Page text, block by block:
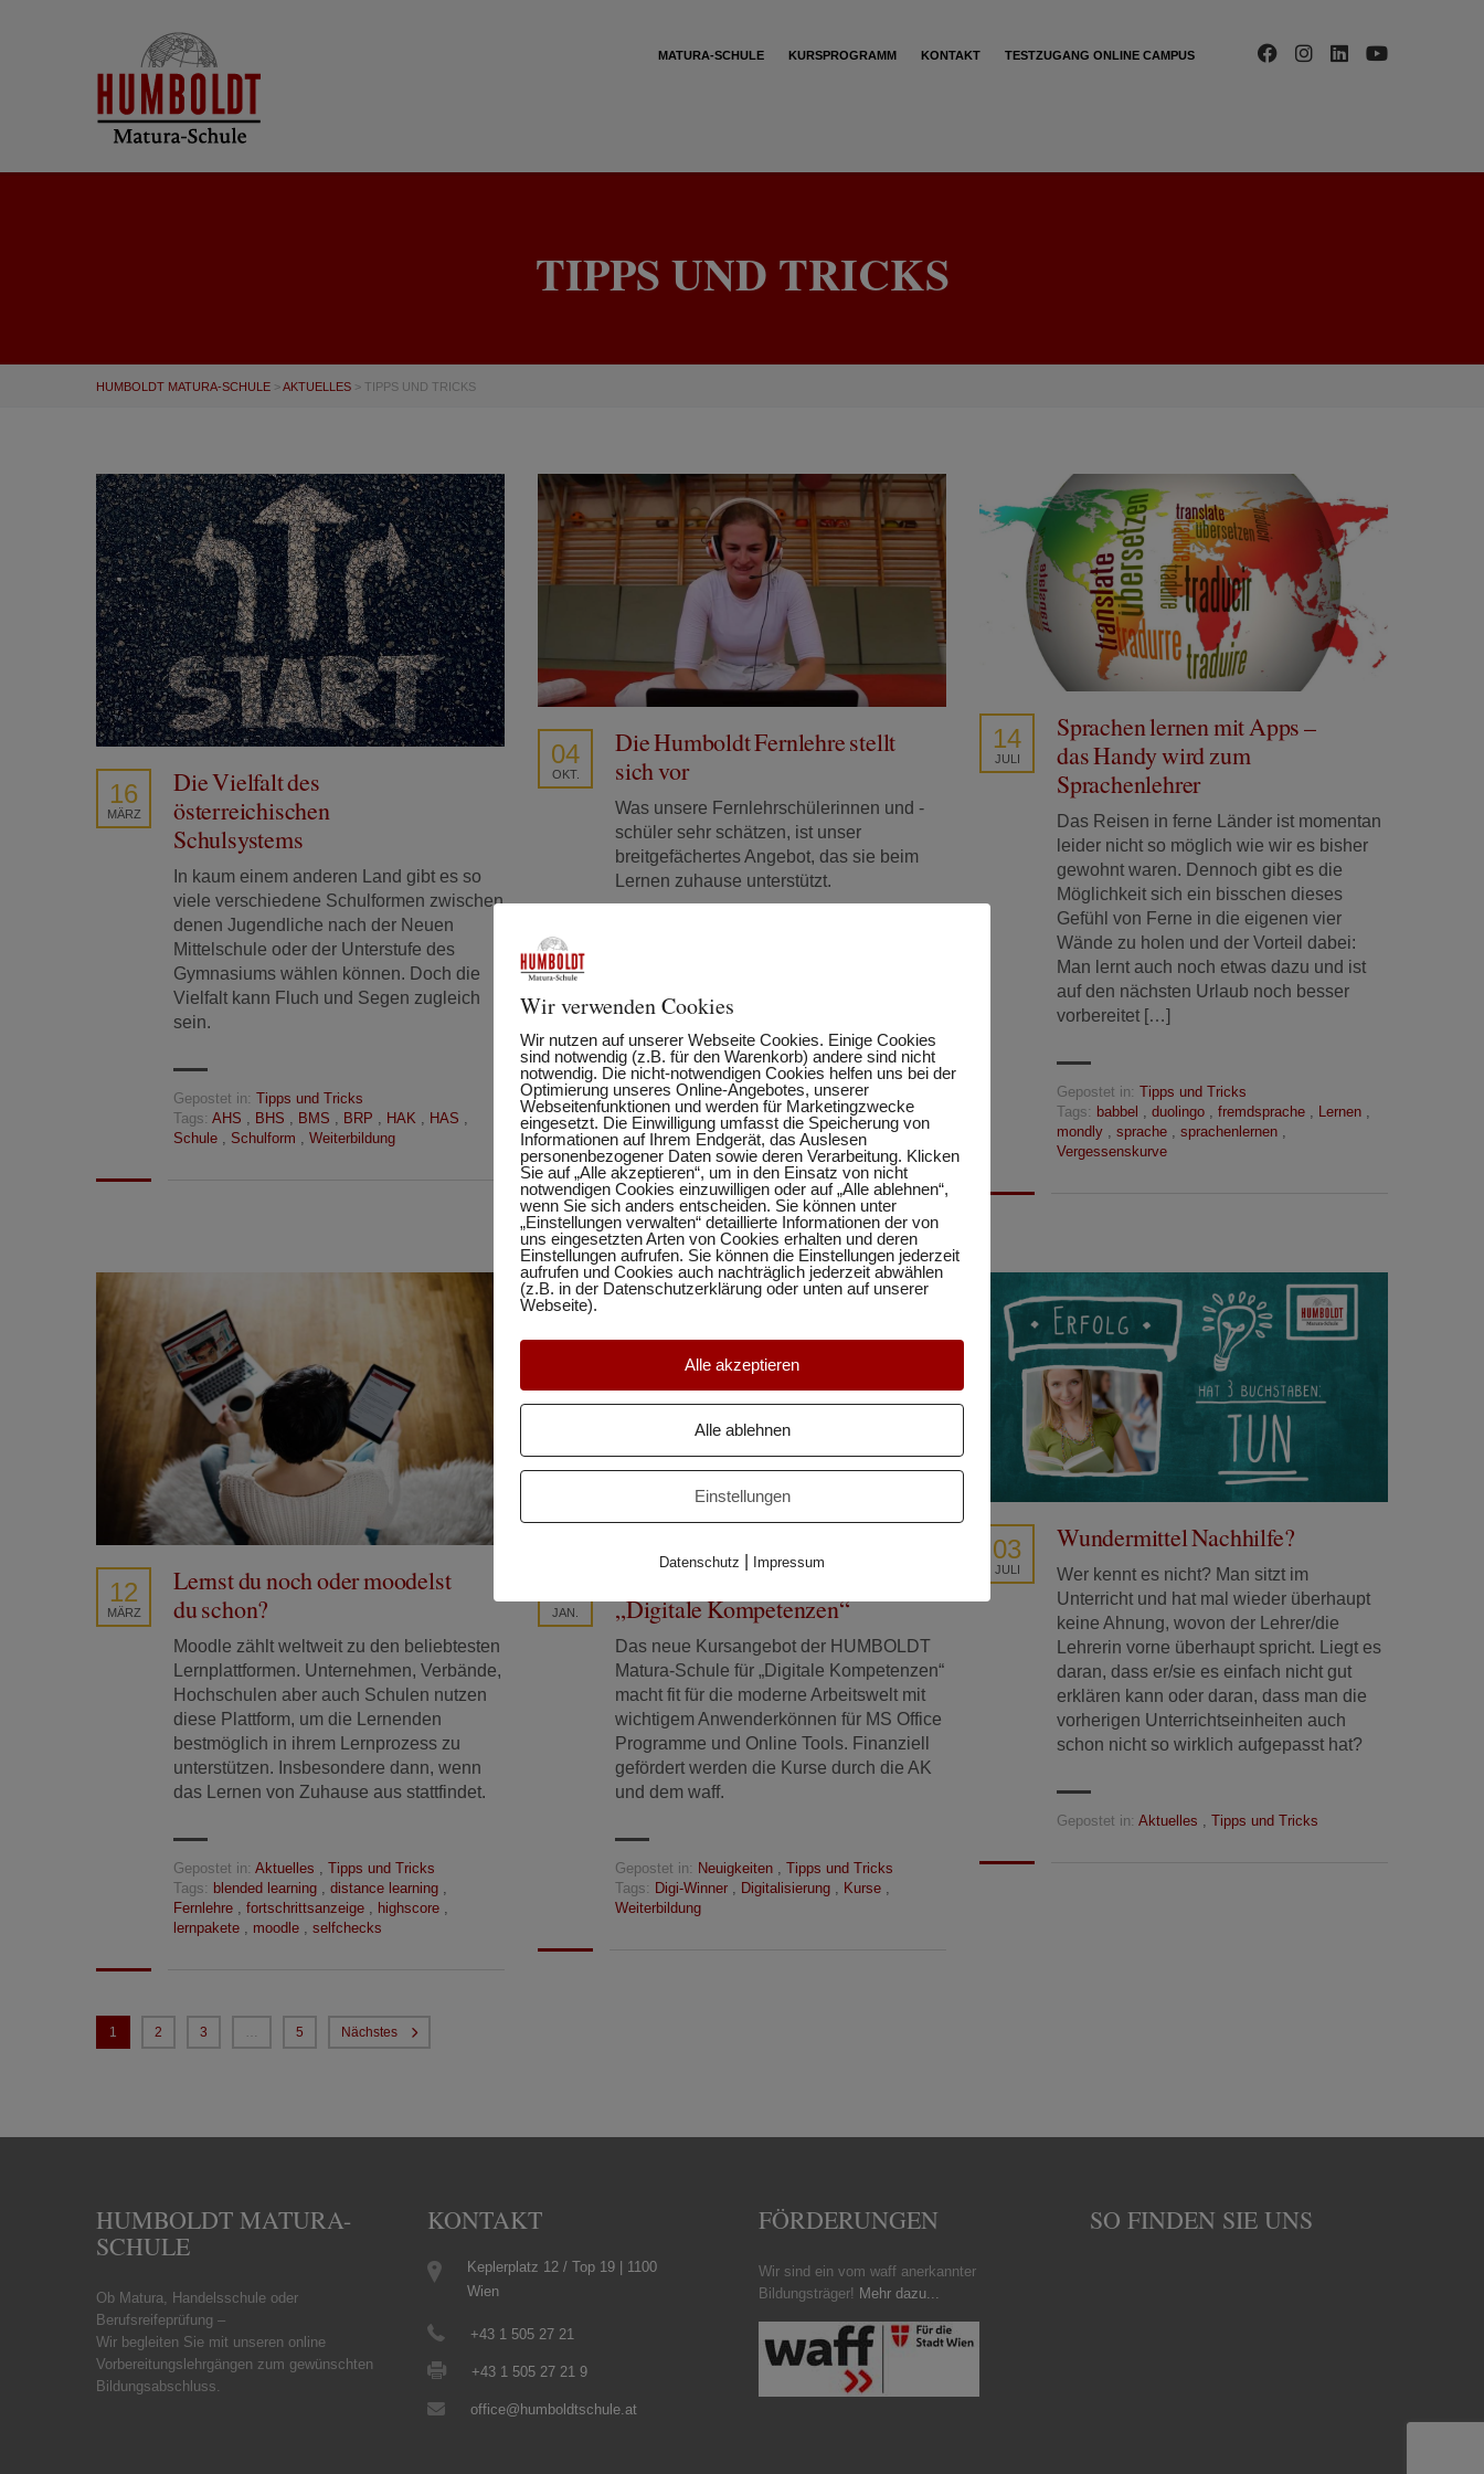
MATURA-SCHULE KURSPROGRAMM KONTAKT TESTZUGANG ONLINE CAMPUS
TIPPS UND TRICKS
HUMBOLDT MATURA-SCHULE >AKTUELLES > TIPPS UND TRICKS
Die Vielfalt des
österreichischen
Schulsystems
16
MÄRZ
In kaum einem anderen Land gibt es so
viele verschiedene Schulformen zwischen
denen Jugendliche nach der Neuen
Mittelschule oder der Unterstufe des
Gymnasiums wählen können. Doch die
Vielfalt kann Fluch und Segen zugleich
sein.
Gepostet in: Tipps und Tricks
Tags: AHS BHS BMS BRP HAK HAS
Schule
Schulform Weiterbildung
Die Humboldt Fernlehre stellt
sich vor
04
OKT.
Was unsere Fernlehrschülerinnen und -
schüler sehr schätzen, ist unser
breitgefächertes Angebot, das sie beim
Lernen zuhause unterstützt.
Sprachen lernen mit Apps –
das Handy wird zum
Sprachenlehrer
14
JULI
Das Reisen in ferne Länder ist momentan
leider nicht so möglich wie wir es bisher
gewohnt waren. Dennoch gibt es die
Möglichkeit sich ein bisschen dieses
Gefühl von Ferne in die eigenen vier
Wände zu holen und der Vorteil dabei:
Man lernt auch noch etwas dazu und ist
auf den nächsten Urlaub noch besser
vorbereitet […]
Gepostet in: Tipps und Tricks
Tags: babbel , duolingo , fremdsprache , Lernen ,
mondly , sprache , sprachenlernen ,
Vergessenskurve
Lernst du noch oder moodelst
du schon?
12
MÄRZ
Moodle zählt weltweit zu den beliebtesten
Lernplattformen. Unternehmen, Verbände,
Hochschulen aber auch Schulen nutzen
diese Plattform, um die Lernenden
bestmöglich in ihrem Lernprozess zu
unterstützen. Insbesondere dann, wenn
das Lernen von Zuhause aus stattfindet.
Gepostet in: Aktuelles
Tipps und Tricks
Tags: blended learning distance learning
Fernlehre
fortschrittsanzeige highscore
lernpakete
moodle selfchecks
Neu im Angebot: Kurse für
„Digitale Kompetenzen“
JAN.
Das neue Kursangebot der HUMBOLDT
Matura-Schule für „Digitale Kompetenzen“
macht fit für die moderne Arbeitswelt mit
wichtigem Anwenderkönnen für MS Office
Programme und Online Tools. Finanziell
gefördert werden die Kurse durch die AK
und dem waff.
Gepostet in: Neuigkeiten , Tipps und Tricks
Tags: Digi-Winner , Digitalisierung , Kurse ,
Weiterbildung
Wundermittel Nachhilfe?
03
JULI
Wer kennt es nicht? Man sitzt im
Unterricht und hat mal wieder überhaupt
keine Ahnung, wovon der Lehrer/die
Lehrerin vorne überhaupt spricht. Liegt es
daran, dass er/sie es einfach nicht gut
erklären kann oder daran, dass man die
vorherigen Unterrichtseinheiten auch
schon nicht so wirklich aufgepasst hat?
Gepostet in: Aktuelles , Tipps und Tricks
1 2 3 5 Nächstes
HUMBOLDT MATURA-
SCHULE
Ob Matura, Handelsschule oder
Berufsreifeprüfung –
Wir begleiten Sie mit unseren online
Vorbereitungslehrgängen zum gewünschten
Bildungsabschluss.
KONTAKT
Keplerplatz 12 / Top 19 | 1100
Wien
+43 1 505 27 21
+43 1 505 27 21 9
office@humboldtschule.at
FÖRDERUNGEN
Wir sind ein vom waff anerkannter
Bildungsträger! Mehr dazu...
SO FINDEN SIE UNS
Wir verwenden Cookies
Wir nutzen auf unserer Webseite Cookies. Einige Cookies
sind notwendig (z.B. für den Warenkorb) andere sind nicht
notwendig. Die nicht-notwendigen Cookies helfen uns bei der
Optimierung unseres Online-Angebotes, unserer
Webseitenfunktionen und werden für Marketingzwecke
eingesetzt. Die Einwilligung umfasst die Speicherung von
Informationen auf Ihrem Endgerät, das Auslesen
personenbezogener Daten sowie deren Verarbeitung. Klicken
Sie auf „Alle akzeptieren“, um in den Einsatz von nicht
notwendigen Cookies einzuwilligen oder auf „Alle ablehnen“,
wenn Sie sich anders entscheiden. Sie können unter
„Einstellungen verwalten“ detaillierte Informationen der von
uns eingesetzten Arten von Cookies erhalten und deren
Einstellungen aufrufen. Sie können die Einstellungen jederzeit
aufrufen und Cookies auch nachträglich jederzeit abwählen
(z.B. in der Datenschutzerklärung oder unten auf unserer
Webseite).
Alle akzeptieren
Alle ablehnen
Einstellungen
Datenschutz Impressum